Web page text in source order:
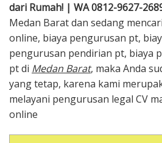
dari Rumah! | WA 0812-9627-
Medan Barat dan sedang
online, biaya pengurusan pt,
pengurusan pendirian pt, biaya
pt di Medan Barat, maka Anda
yang tetap, karena kami
melayani pengurusan legal CV
online